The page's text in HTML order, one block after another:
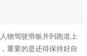
物驾驶滑板并到跑道上
重要的是还得保持好自